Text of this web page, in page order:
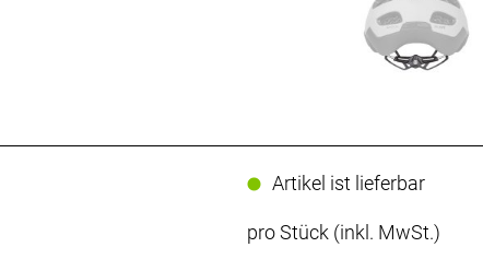
Artikel ist lieferbar
pro Stück (inkl. MwSt.)